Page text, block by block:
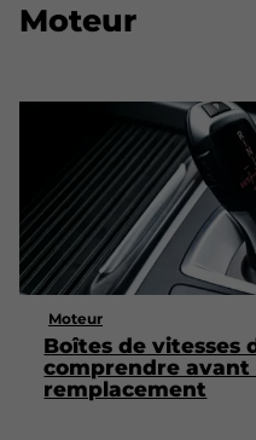
Moteur
Moteur
Boîtes de vitesses
comprendre
remplacement